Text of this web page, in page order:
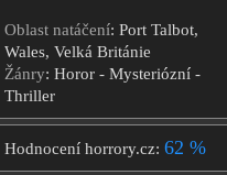
Oblast natáčení: Port Talbot,
Wales, Velká Británie
Žánry: Horor - Mysteriózní -
Thriller
Hodnocení horrory.cz: 62 %